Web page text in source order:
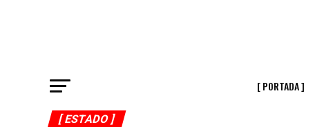
[ PORTADA ]
[ ESTADO ]